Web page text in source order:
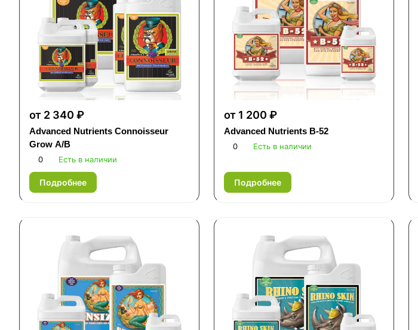
от 2 340 ₽
Advanced Nutrients Connoisseur
Grow A/B
0 Есть в наличии
Подробнее
от 1 200 ₽
Advanced Nutrients B-52
0 Есть в наличии
Подробнее